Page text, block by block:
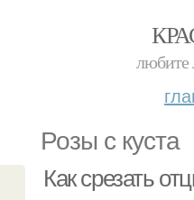
любите
Розы с куста
Как срезать